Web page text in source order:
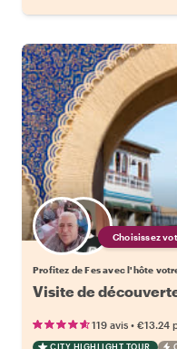
Choisissez
Profitez de Fes avec l'hôte
Visite de
119 avis • €13.24
CITY HIGHLIGHT TOUR